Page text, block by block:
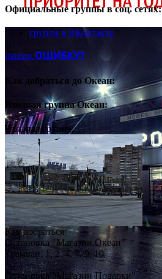
Официальные группыв соц. сетях:
группа в ВКонтакте
нашли ОШИБКУ?
Как добраться до Океан:
Входная группаОкеан:
Входная группа:
Как добраться:
Остановка "Магазин Океан"
Трамваи: 1, 2, 4, 7, 9, 10
Остановка "Магазин Подарки"